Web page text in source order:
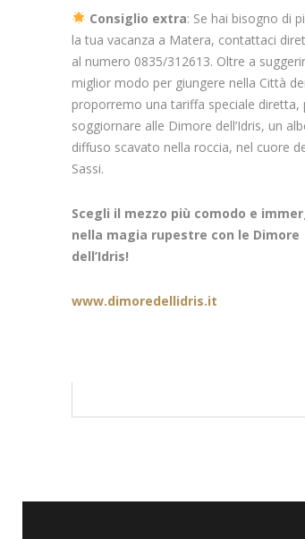
Consiglio extra: Se hai bisogno di
la tua vacanza a Matera, contattaci
al numero 0835/312613. Oltre a
miglior modo per giungere nella Città
proporremo una tariffa speciale diretta,
soggiornare alle Dimore dell’Idris, un
diffuso scavato nella roccia, nel cuore
Sassi.
Scegli il mezzo più comodo e
nella magia rupestre con le Dimore
dell’Idris!
www.dimoredellidris.it